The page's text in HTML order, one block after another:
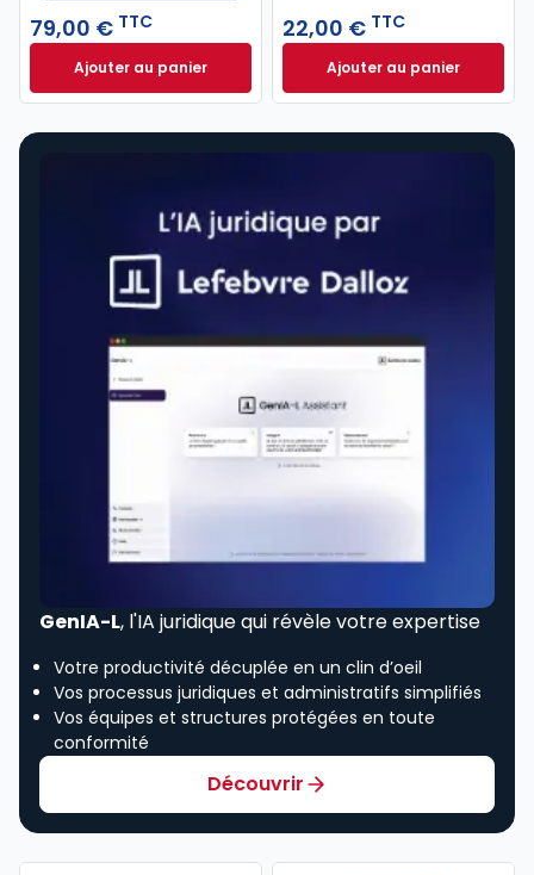
79,00 € TTC
Ajouter au panierCode du travail 2026, annoté, commenté en ligne à
22,00 € TTC
Ajouter au panier
Code civil 2027
GenIA-L, l'IA juridique qui révèle votre expertise
Votre productivité décuplée en un clin d’oeil
Vos processus juridiques et administratifs simplifiés
Vos équipes et structures protégées en toute
conformité
Découvrir